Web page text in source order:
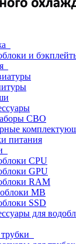
и
СВО
питания
CPU
GPU
RAM
MB
SSD
для